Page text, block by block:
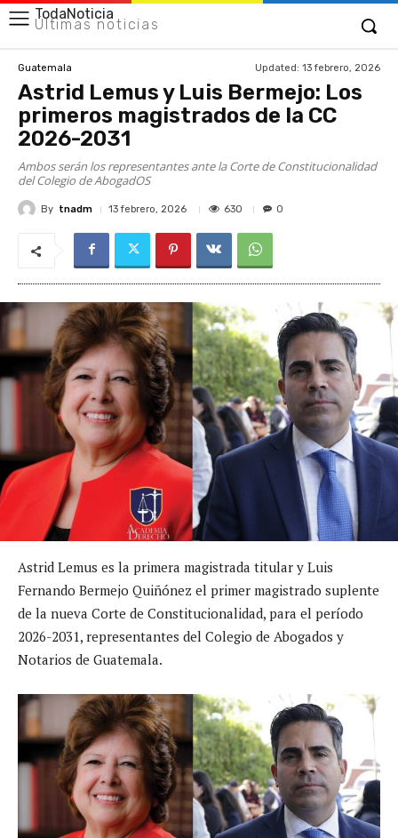
TodaNoticia
Últimas noticias
Guatemala Updated: 13 febrero, 2026
Astrid Lemus y Luis Bermejo: Los
primeros magistrados de la CC
2026-2031
Ambos serán los representantes ante la Corte de Constitucionalidad
del Colegio de AbogadOS
By tnadm 13 febrero, 2026 630 0
Astrid Lemus es la primera magistrada titular y Luis
Fernando Bermejo Quiñónez el primer magistrado suplente
de la nueva Corte de Constitucionalidad, para el período
2026-2031, representantes del Colegio de Abogados y
Notarios de Guatemala.